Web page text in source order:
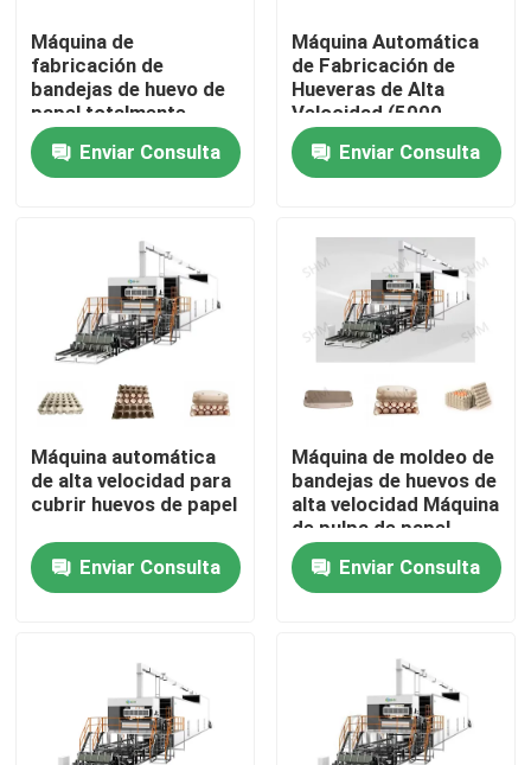
Inicio
Productos
Visita a la fábrica
Contacto
Reduzca la máquina del vajilla a pulpa que moldea
Máquina de moldear de la pulpa del bagazo
Máquina de
fabricación de
bandejas de huevo de
papel totalmente
automática.
Enviar Consulta
Máquina Automática
de Fabricación de
Hueveras de Alta
Velocidad (5000
unidades/hora) —
Línea de Producción
de Pulpa de Papel
Enviar Consulta
Máquina automática
de alta velocidad para
cubrir huevos de papel
Enviar Consulta
Máquina de moldeo de
bandejas de huevos de
alta velocidad Máquina
de pulpa de papel
Enviar Consulta